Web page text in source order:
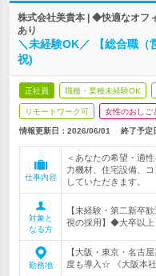
株式会社美貴本 | ◆快適なオフ
あり
＼未経験OK／ 【総合職（
祝)
正社員 職種・業種未経験OK
リモートワーク可 女性のおしご
情報更新日：2026/06/01 終了予定
仕事内容
＜あなたの希望・適
力機材、住宅設備、
していただきます。
対象と
なる方
【未経験・第二新卒
視の採用】◆大卒以
勤務地
【大阪・東京・名古
度も導入☆ 《大阪本